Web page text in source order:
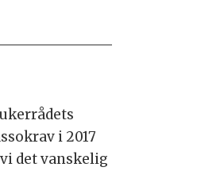
i 2017
det vanskelig